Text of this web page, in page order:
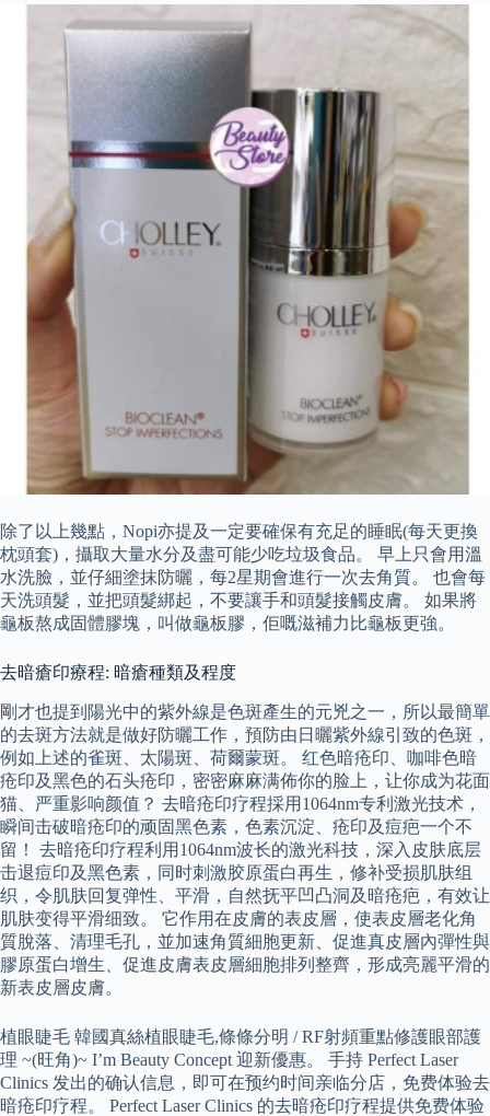
除了以上幾點，Nopi亦提及一定要確保有充足的睡眠(每天更換
枕頭套)，攝取大量水分及盡可能少吃垃圾食品。 早上只會用溫
水洗臉，並仔細塗抹防曬，每2星期會進行一次去角質。 也會每
天洗頭髮，並把頭髮綁起，不要讓手和頭髮接觸皮膚。 如果將
龜板熬成固體膠塊，叫做龜板膠，佢嘅滋補力比龜板更強。
去暗瘡印療程: 暗瘡種類及程度
剛才也提到陽光中的紫外線是色斑產生的元兇之一，所以最簡單
的去斑方法就是做好防曬工作，預防由日曬紫外線引致的色斑，
例如上述的雀斑、太陽斑、荷爾蒙斑。 红色暗疮印、咖啡色暗
疮印及黑色的石头疮印，密密麻麻满佈你的脸上，让你成为花面
猫、严重影响颜值？ 去暗疮印疗程採用1064nm专利激光技术，
瞬间击破暗疮印的顽固黑色素，色素沉淀、疮印及痘疤一个不
留！ 去暗疮印疗程利用1064nm波长的激光科技，深入皮肤底层
击退痘印及黑色素，同时刺激胶原蛋白再生，修补受损肌肤组
织，令肌肤回复弹性、平滑，自然抚平凹凸洞及暗疮疤，有效让
肌肤变得平滑细致。 它作用在皮膚的表皮層，使表皮層老化角
質脫落、清理毛孔，並加速角質細胞更新、促進真皮層內彈性與
膠原蛋白增生、促進皮膚表皮層細胞排列整齊，形成亮麗平滑的
新表皮層皮膚。
植眼睫毛 韓國真絲植眼睫毛,條條分明 / RF射頻重點修護眼部護
理 ~(旺角)~ I’m Beauty Concept 迎新優惠。 手持 Perfect Laser
Clinics 发出的确认信息，即可在预约时间亲临分店，免费体验去
暗疮印疗程。 Perfect Laser Clinics 的去暗疮印疗程提供免费体验